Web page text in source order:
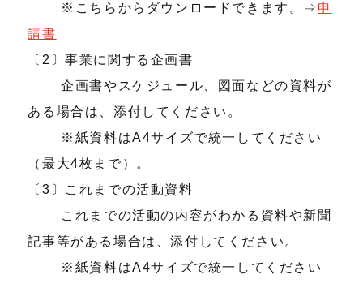
※こちらからダウンロードできます。⇒ 申
請書
〔2〕事業に関する企画書
企画書やスケジュール、図面などの資料が
ある場合は、添付してください。
※紙資料はA4サイズで統一してください
（最大4枚まで）。
〔3〕これまでの活動資料
これまでの活動の内容がわかる資料や新聞
記事等がある場合は、添付してください。
※紙資料はA4サイズで統一してください